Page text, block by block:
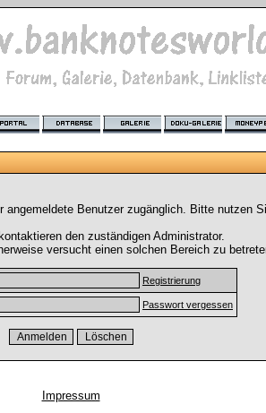
Benutzer zugänglich. Bitte nutzen
den zuständigen Administrator.
versucht einen solchen Bereich zu
Registrierung
Passwort vergessen
Impressum